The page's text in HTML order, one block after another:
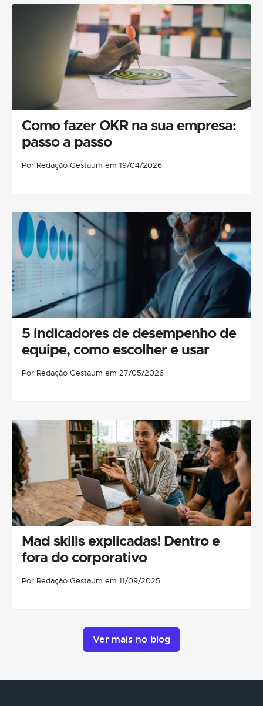
Como fazer OKR na sua empresa:
passo a passo
Por Redação Gestaum em 19/04/2026
5 indicadores de desempenho de
equipe, como escolher e usar
Por Redação Gestaum em 27/05/2026
Mad skills explicadas! Dentro e
fora do corporativo
Por Redação Gestaum em 11/09/2025
Ver mais no blog